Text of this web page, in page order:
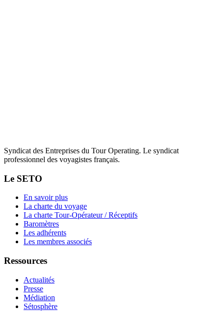
Syndicat des Entreprises du Tour Operating. Le syndicat
professionnel des voyagistes français.
Le SETO
En savoir plus
La charte du voyage
La charte Tour-Opérateur / Réceptifs
Baromètres
Les adhérents
Les membres associés
Ressources
Actualités
Presse
Médiation
Sétosphère